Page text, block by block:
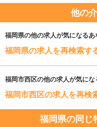
他の
福岡県の他の求人が気になる
福岡県の求人を再検索す
福岡市西区の他の求人が気に
福岡市西区の求人を再検
福岡県の同じ